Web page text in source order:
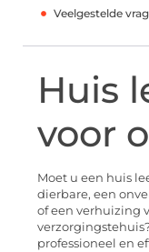
Veelgestelde
Huis
voor
Moet u een huis
dierbare, een
of een verhuizing
professioneel en